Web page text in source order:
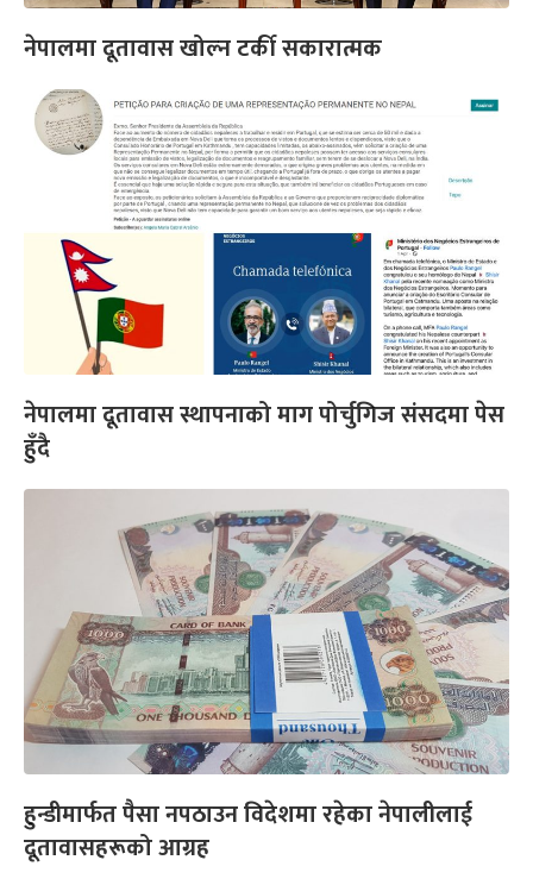
नेपालमा दूतावास खोल्न टर्की सकारात्मक
नेपालमा दूतावास स्थापनाको माग पोर्चुगिज संसदमा पेस
हुँदै
हुन्डीमार्फत पैसा नपठाउन विदेशमा रहेका नेपालीलाई
दूतावासहरूको आग्रह